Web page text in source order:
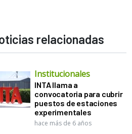
relacionadas
Institucionales
INTA llama a
convocatoria para cubrir
puestos de estaciones
experimentales
hace más de 6 años